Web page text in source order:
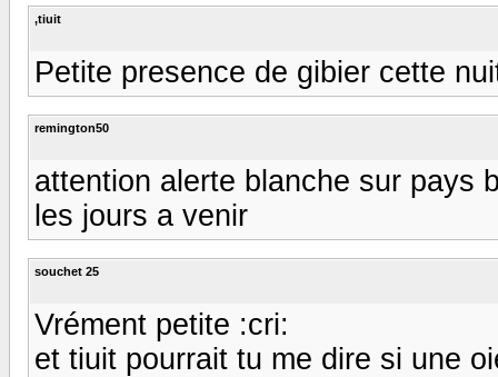
,tiuit
Petite presence de gibier cette
remington50
attention alerte blanche sur pays
les jours a venir
souchet 25
Vrément petite :cri:
et tiuit pourrait tu me dire si une